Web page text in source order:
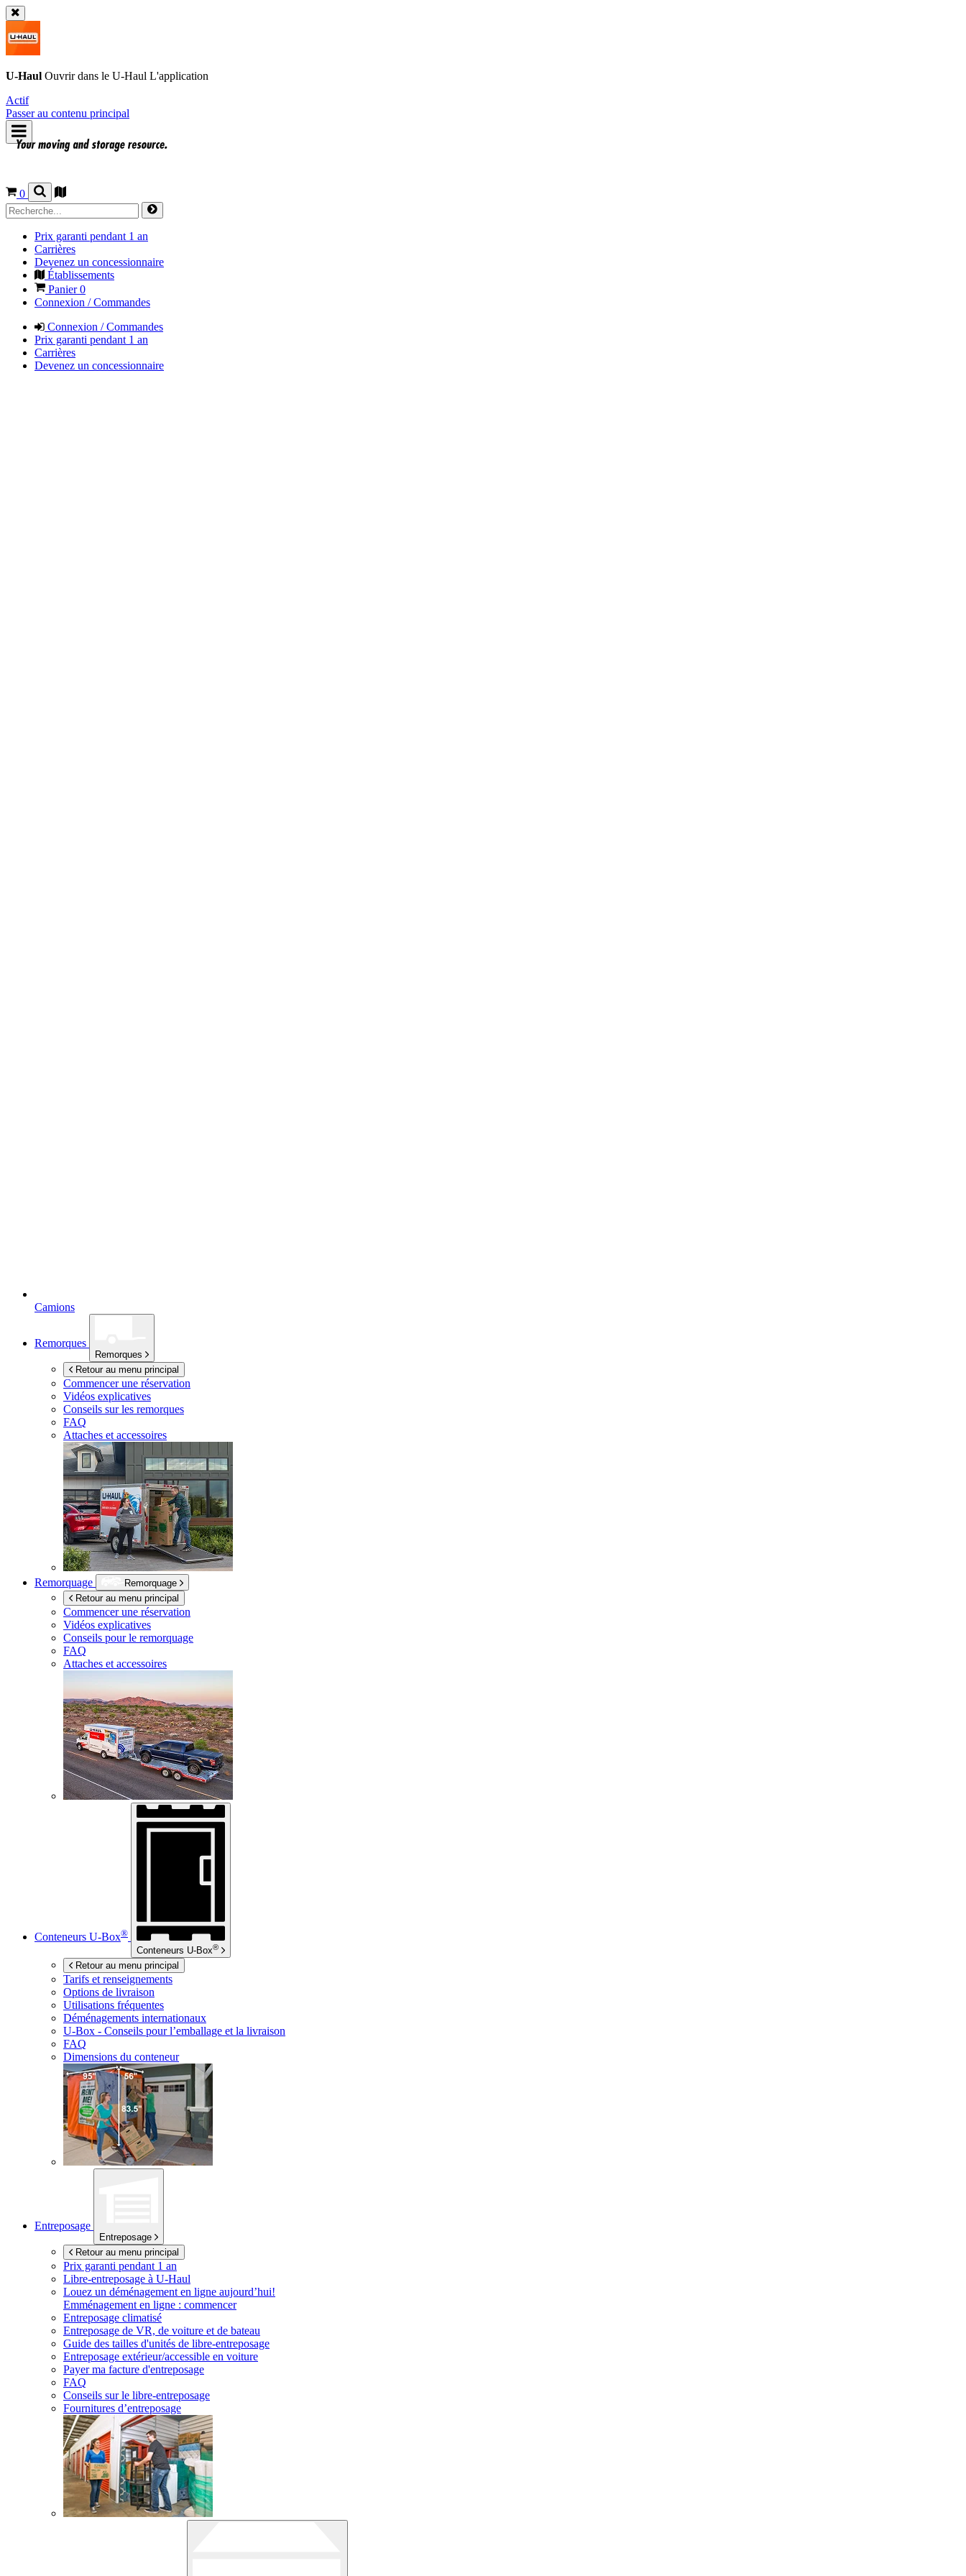
U-Haul Ouvrir dans le U-Haul L'application
Actif
Passer au contenu principal
0
Prix garanti pendant 1 an
Carrières
Devenez un concessionnaire
Établissements
Panier0
Connexion / Commandes
Connexion / Commandes
Prix garanti pendant 1 an
Carrières
Devenez un concessionnaire
Camions
Remorques
Remorques
Retour au menu principal
Commencer une réservation
Vidéos explicatives
Conseils sur les remorques
FAQ
Attaches et accessoires
Remorquage
Remorquage
Retour au menu principal
Commencer une réservation
Vidéos explicatives
Conseils pour le remorquage
FAQ
Attaches et accessoires
Conteneurs U-Box®
Conteneurs U-Box®
Retour au menu principal
Tarifs et renseignements
Options de livraison
Utilisations fréquentes
Déménagements internationaux
U-Box - Conseils pour l’emballage et la livraison
FAQ
Dimensions du conteneur
Entreposage
Entreposage
Retour au menu principal
Prix garanti pendant 1 an
Libre-entreposage à U-Haul
Louez un déménagement en ligne aujourd’hui!
Emménagement en ligne : commencer
Entreposage climatisé
Entreposage de VR, de voiture et de bateau
Guide des tailles d'unités de libre-entreposage
Entreposage extérieur/accessible en voiture
Payer ma facture d'entreposage
FAQ
Conseils sur le libre-entreposage
Fournitures d’entreposage